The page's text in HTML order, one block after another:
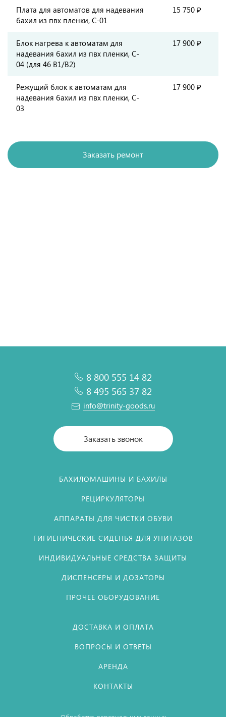
Плата для автоматов для надевания
бахил из пвх пленки, C-01
15 750 ₽
Блок нагрева к автоматам для
надевания бахил из пвх пленки, C-
04 (для 46 В1/В2)
17 900 ₽
Режущий блок к автоматам для
надевания бахил из пвх пленки, C-
03
17 900 ₽
Заказать ремонт
8 800 555 14 82
8 495 565 37 82
info@trinity-goods.ru
Заказать звонок
БАХИЛОМАШИНЫ И БАХИЛЫ
РЕЦИРКУЛЯТОРЫ
АППАРАТЫ ДЛЯ ЧИСТКИ ОБУВИ
ГИГИЕНИЧЕСКИЕ СИДЕНЬЯ ДЛЯ УНИТАЗОВ
ИНДИВИДУАЛЬНЫЕ СРЕДСТВА ЗАЩИТЫ
ДИСПЕНСЕРЫ И ДОЗАТОРЫ
ПРОЧЕЕ ОБОРУДОВАНИЕ
ДОСТАВКА И ОПЛАТА
ВОПРОСЫ И ОТВЕТЫ
АРЕНДА
КОНТАКТЫ